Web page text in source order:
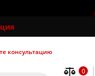
консультацию
0